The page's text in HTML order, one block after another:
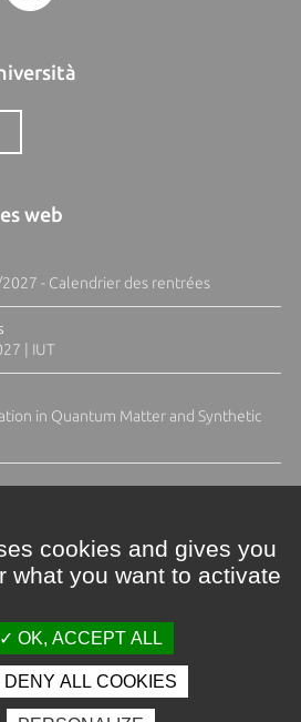
web
- Calendrier des rentrées
| IUT
in Quantum Matter and Synthetic
cookies and gives you
what you want to activate
OK, ACCEPT ALL
DENY ALL COOKIES